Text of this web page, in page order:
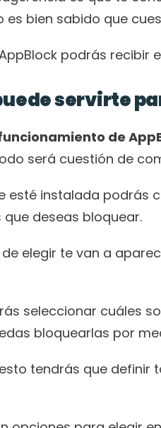
es bien sabido que
podrás recibir
servirte
de
será cuestión de
esté instalada podrás
deseas bloquear.
elegir te van a
seleccionar cuáles
bloquearlas por
tendrás que